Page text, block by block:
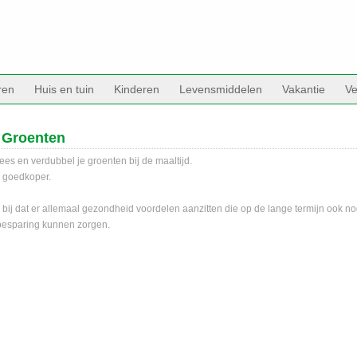
Huis en tuin Kinderen Levensmiddelen Vakantie
en verdubbel je groenten bij de maaltijd.
goedkoper.
bij dat er allemaal gezondheid voordelen aanzitten die op de lange termijn ook
kunnen zorgen.